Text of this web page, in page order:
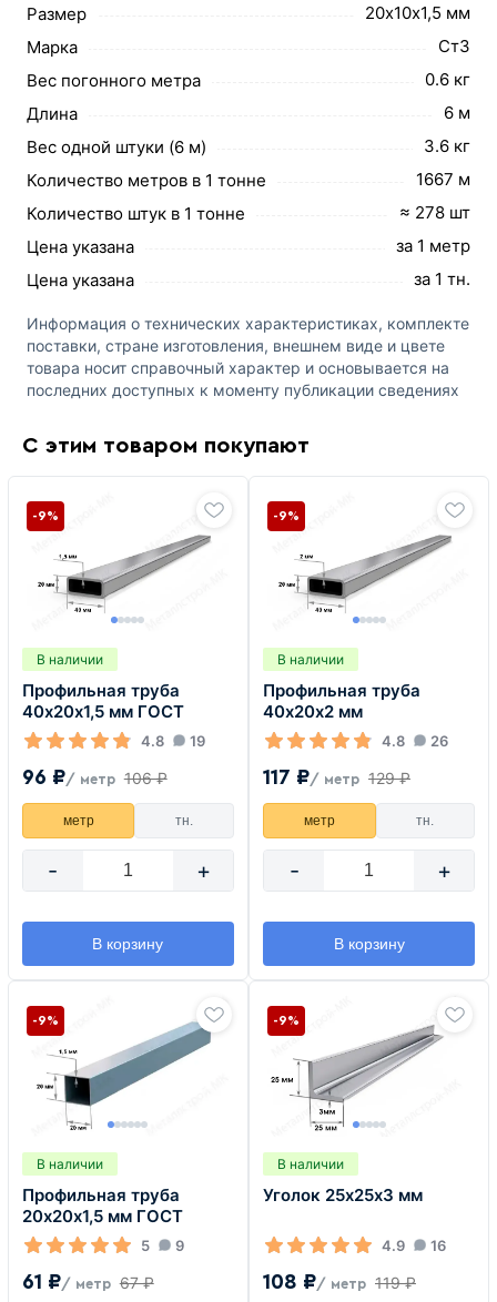
Размер
20х10х1,5 мм
Марка
Ст3
Вес погонного метра
0.6 кг
Длина
6 м
Вес одной штуки (6 м)
3.6 кг
Количество метров в 1 тонне
1667 м
Количество штук в 1 тонне
≈ 278 шт
Цена указана
за 1 метр
Цена указана
за 1 тн.
Информация о технических характеристиках, комплекте
поставки, стране изготовления, внешнем виде и цвете
товара носит справочный характер и основывается на
последних доступных к моменту публикации сведениях
С этим товаром покупают
В наличии
Профильная труба
40х20х1,5 мм ГОСТ
4.8 19
96 ₽/ метр 106 ₽
-9%
метр тн.
- +
В корзину
В наличии
Профильная труба
40х20х2 мм
4.8 26
117 ₽/ метр 129 ₽
-9%
метр тн.
- +
В корзину
В наличии
Профильная труба
20х20х1,5 мм ГОСТ
5 9
61 ₽/ метр 67 ₽
-9%
В наличии
Уголок 25х25х3 мм
4.9 16
108 ₽/ метр 119 ₽
-9%